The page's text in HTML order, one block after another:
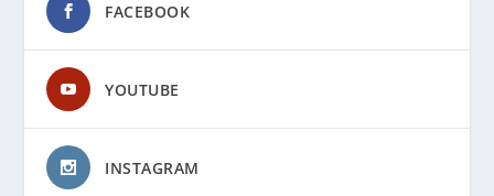
FACEBOOK
YOUTUBE
INSTAGRAM